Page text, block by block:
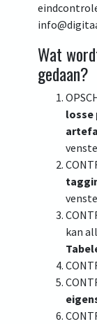
Wat
gedaan?
losse
kan